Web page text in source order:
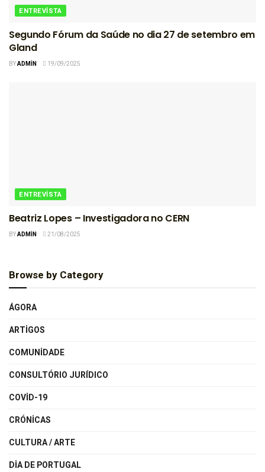
ENTREVISTA
Segundo Fórum da Saúde no dia 27 de setembro em
Gland
BYADMIN 19/09/2025
ENTREVISTA
Beatriz Lopes – Investigadora no CERN
BYADMIN 21/08/2025
Browse by Category
ÁGORA
ARTIGOS
COMUNIDADE
CONSULTÓRIO JURÍDICO
COVID-19
CRÓNICAS
CULTURA / ARTE
DIA DE PORTUGAL